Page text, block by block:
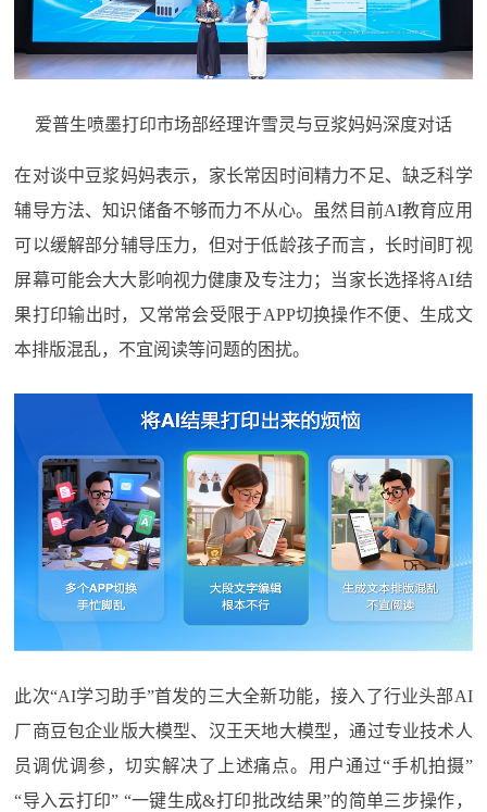
爱普生喷墨打印市场部经理许雪灵与豆浆妈妈深度对话
在对谈中豆浆妈妈表示，家长常因时间精力不足、缺乏科学
辅导方法、知识储备不够而力不从心。虽然目前AI教育应用
可以缓解部分辅导压力，但对于低龄孩子而言，长时间盯视
屏幕可能会大大影响视力健康及专注力；当家长选择将AI结
果打印输出时，又常常会受限于APP切换操作不便、生成文
本排版混乱，不宜阅读等问题的困扰。
此次“AI学习助手”首发的三大全新功能，接入了行业头部AI
厂商豆包企业版大模型、汉王天地大模型，通过专业技术人
员调优调参，切实解决了上述痛点。用户通过“手机拍摄”
“导入云打印” “一键生成&打印批改结果”的简单三步操作，